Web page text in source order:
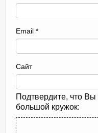
Email *
Сайт
Подтвердите, что
большой кружок: